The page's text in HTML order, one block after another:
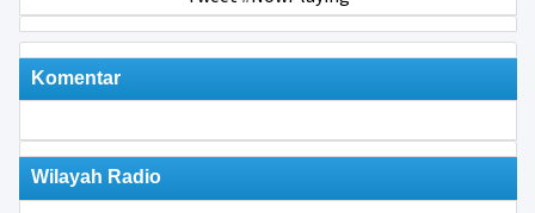
Komentar
Wilayah Radio